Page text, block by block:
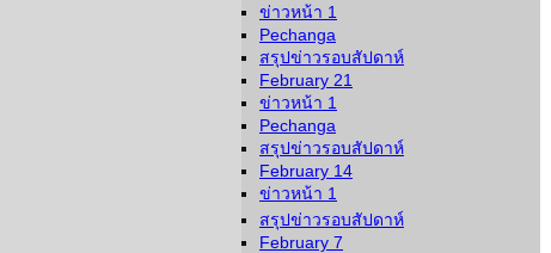
ข่าวหน้า 1
Pechanga
สรุปข่าวรอบสัปดาห์
February 21
ข่าวหน้า 1
Pechanga
สรุปข่าวรอบสัปดาห์
February 14
ข่าวหน้า 1
สรุปข่าวรอบสัปดาห์
February 7